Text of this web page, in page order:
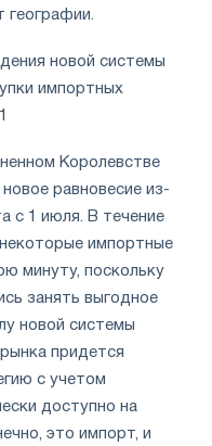
географии.
новой системы
импортных
Королевстве
равновесие из-
с 1 июля. В течение
импортные
минуту, поскольку
занять выгодное
новой системы
придется
с учетом
доступно на
это импорт, и